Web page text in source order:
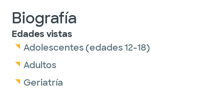
Biografía
Edades vistas
Adolescentes (edades 12-18)
Adultos
Geriatría